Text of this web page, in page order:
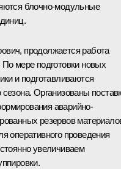
блочно-модульные
продолжается работа
мере подготовки новых
и подготавливаются
Организованы
аварийно-
резервов
оперативного проведения
увеличиваем